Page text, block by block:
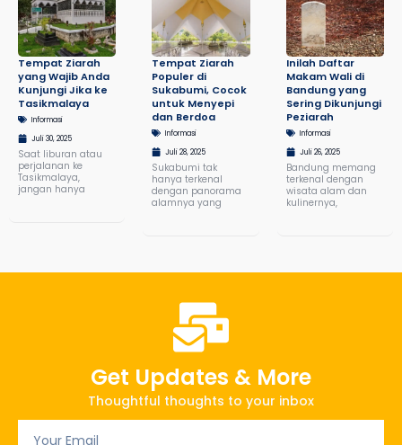
Tempat Ziarah
yang Wajib Anda
Kunjungi Jika ke
Tasikmalaya
Informasi
Juli 30, 2025
Saat liburan atau
perjalanan ke
Tasikmalaya,
jangan hanya
Tempat Ziarah
Populer di
Sukabumi, Cocok
untuk Menyepi
dan Berdoa
Informasi
Juli 28, 2025
Sukabumi tak
hanya terkenal
dengan panorama
alamnya yang
Inilah Daftar
Makam Wali di
Bandung yang
Sering Dikunjungi
Peziarah
Informasi
Juli 26, 2025
Bandung memang
terkenal dengan
wisata alam dan
kulinernya,
Get Updates & More
Thoughtful thoughts to your inbox